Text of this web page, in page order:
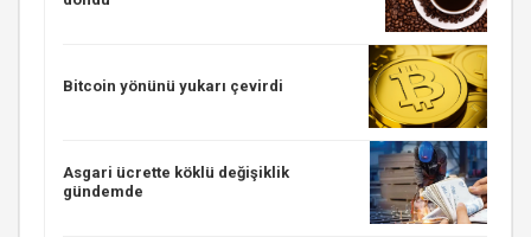
Bitcoin yönünü yukarı çevirdi
Asgari ücrette köklü değişiklik
gündemde